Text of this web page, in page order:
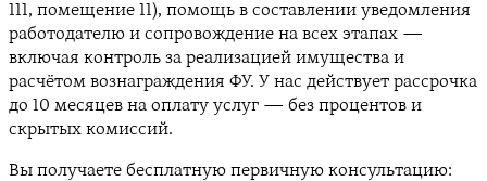
111, помещение 11), помощь в составлении уведомления
работодателю и сопровождение на всех этапах —
включая контроль за реализацией имущества и
расчётом вознаграждения ФУ. У нас действует рассрочка
до 10 месяцев на оплату услуг — без процентов и
скрытых комиссий.
Вы получаете бесплатную первичную консультацию: